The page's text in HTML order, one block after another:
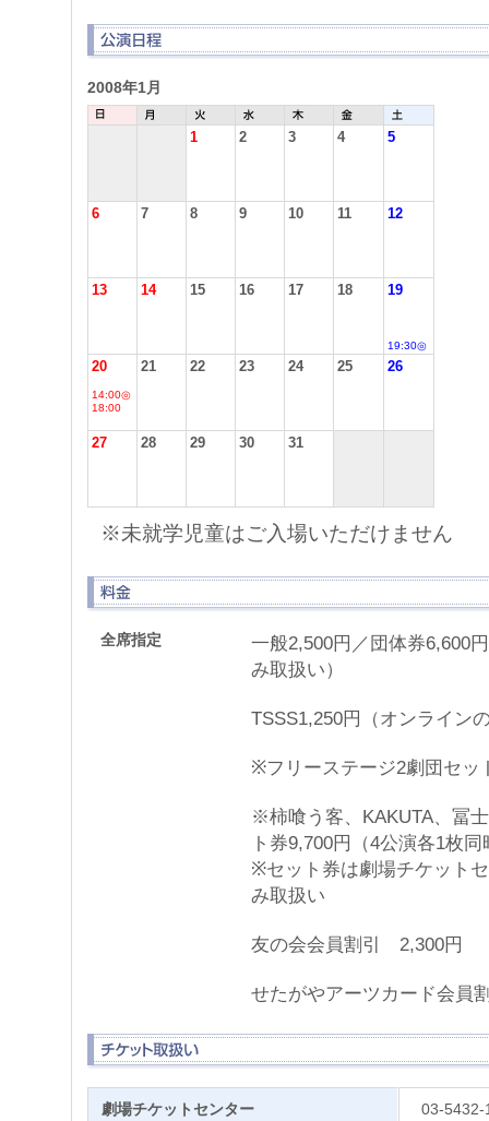
2008年1月
1 2 3 4 5
6 7 8 9 10 11 12
13 14 15 16 17 18 19
19:30◎
20
14:00◎
18:00
21 22 23 24 25 26
27 28 29 30 31
※未就学児童はご入場いただけません
全席指定
一般2,500円／団体券6,600
み取扱い）
TSSS1,250円（オンライン
※フリーステージ2劇団セッ
※柿喰う客、KAKUTA、冨
ト券9,700円（4公演各1枚
※セット券は劇場チケット
み取扱い
友の会会員割引 2,300円
せたがやアーツカード会員
劇場チケットセンター
03-5432-